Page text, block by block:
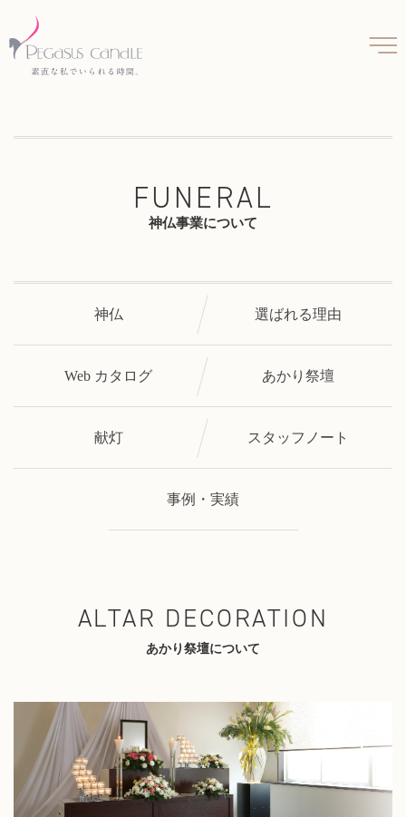
神仏事業について
FUNERAL
神仏 選ばれる理由
Web カタログ あかり祭壇
献灯 スタッフノート
事例・実績
あかり祭壇について
ALTAR DECORATION